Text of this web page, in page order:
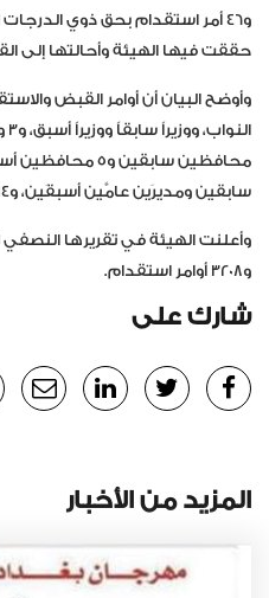
و46 أمر استقدام بحق ذوي
حققت فيها الهيئة وأحالتها إلى
سابقين ومديرَين عامَّين أسبقَين، و14 من أعضاء مجالس المحافظات.
و3208 أوامر استقدام.
شارك على
المزيد من الأخبار